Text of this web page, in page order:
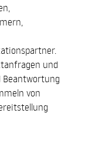
und
von